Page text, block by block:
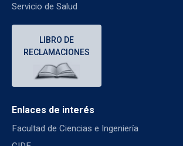
Servicio de Salud
LIBRO DE
RECLAMACIONES
Enlaces de interés
Facultad de Ciencias e Ingeniería